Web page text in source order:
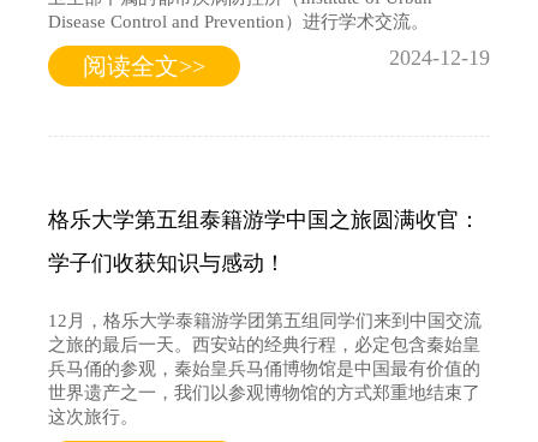
Disease Control and Prevention）进行学术交流。
阅读全文>> 2024-12-19
格乐大学第五组泰籍游学中国之旅圆满收官：
学子们收获知识与感动！
12月，格乐大学泰籍游学团第五组同学们来到中国交流
之旅的最后一天。西安站的经典行程，必定包含秦始皇
兵马俑的参观，秦始皇兵马俑博物馆是中国最有价值的
世界遗产之一，我们以参观博物馆的方式郑重地结束了
这次旅行。